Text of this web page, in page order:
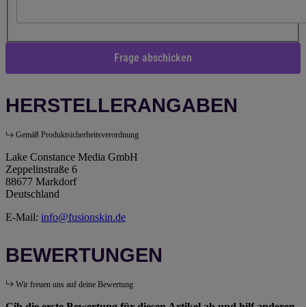
Frage abschicken
HERSTELLERANGABEN
Gemäß Produktsicherheitsverordnung
Lake Constance Media GmbH
Zeppelinstraße 6
88677 Markdorf
Deutschland
E-Mail: info@fusionskin.de
BEWERTUNGEN
Wir freuen uns auf deine Bewertung